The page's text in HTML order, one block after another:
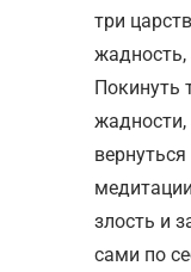
три
жадность,
Покинуть
жадности,
злость и
сами по